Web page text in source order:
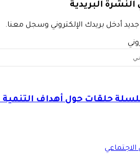
البريدية
أدخل بريدك الإلكتروني وسجل معنا.
حلقات حول أهداف التنمية